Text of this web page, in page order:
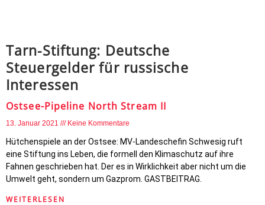
Tarn-Stiftung: Deutsche
Steuergelder für russische
Interessen
Ostsee-Pipeline North Stream II
13. Januar 2021 Keine Kommentare
Hütchenspiele an der Ostsee: MV-Landeschefin Schwesig ruft
eine Stiftung ins Leben, die formell den Klimaschutz auf ihre
Fahnen geschrieben hat. Der es in Wirklichkeit aber nicht um die
Umwelt geht, sondern um Gazprom. GASTBEITRAG.
WEITERLESEN